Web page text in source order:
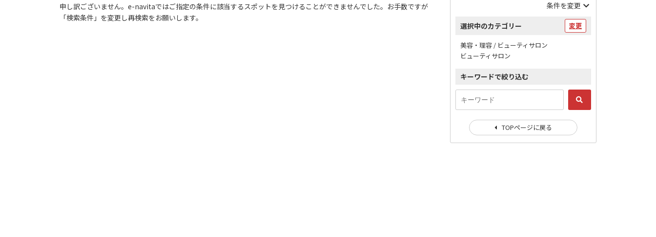
申し訳ございません。e-navitaではご指定の条件に該当するスポットを見つけることができませんでした。お手数ですが
「検索条件」を変更し再検索をお願いします。
条件を変更
選択中のカテゴリー 変更
美容・理容 / ビューティサロン
ビューティサロン
キーワードで絞り込む
TOPページに戻る